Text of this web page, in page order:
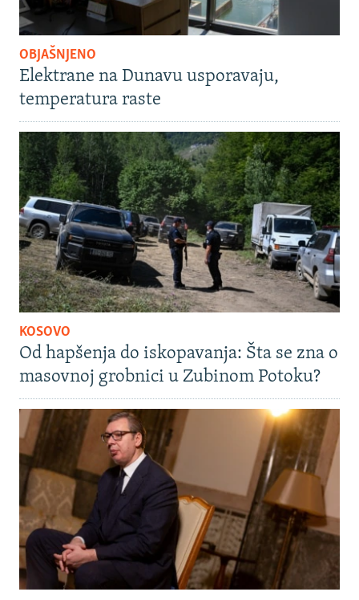
OBJAŠNJENO
Elektrane na Dunavu usporavaju,
temperatura raste
KOSOVO
Od hapšenja do iskopavanja: Šta se zna o
masovnoj grobnici u Zubinom Potoku?